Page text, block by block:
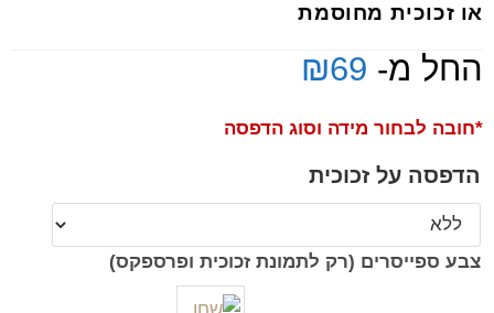
או זכוכית מחוסמת
החל מ- ₪69
*חובה לבחור מידה וסוג הדפסה
הדפסה על זכוכית
צבע ספייסרים (רק לתמונת זכוכית ופרספקס)